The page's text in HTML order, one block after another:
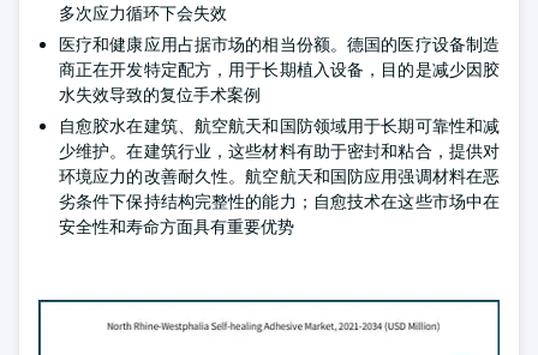
多次应力循环下会失效
医疗和健康应用占据市场的相当份额。德国的医疗设备制造
商正在开发特定配方，用于长期植入设备，目的是减少因胶
水失效导致的复位手术案例
自愈胶水在建筑、航空航天和国防领域用于长期可靠性和减
少维护。在建筑行业，这些材料有助于密封和粘合，提供对
环境应力的改善耐久性。航空航天和国防应用强调材料在恶
劣条件下保持结构完整性的能力；自愈技术在这些市场中在
安全性和寿命方面具有重要优势